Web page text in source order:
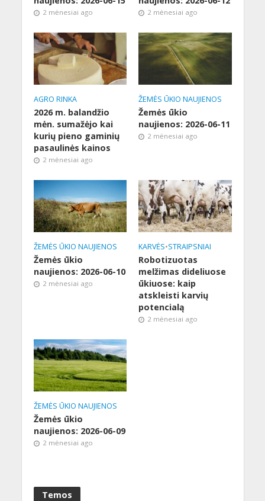
2 mėnesiai ago 2 mėnesiai ago
AGRO RINKA
2026 m. balandžio
mėn. sumažėjo kai
kurių pieno gaminių
pasaulinės kainos
2 mėnesiai ago
ŽEMĖS ŪKIO NAUJIENOS
Žemės ūkio
naujienos: 2026-06-11
2 mėnesiai ago
ŽEMĖS ŪKIO NAUJIENOS
Žemės ūkio
naujienos: 2026-06-10
2 mėnesiai ago
KARVĖS•STRAIPSNIAI
Robotizuotas
melžimas dideliuose
ūkiuose: kaip
atskleisti karvių
potencialą
2 mėnesiai ago
ŽEMĖS ŪKIO NAUJIENOS
Žemės ūkio
naujienos: 2026-06-09
2 mėnesiai ago
Temos